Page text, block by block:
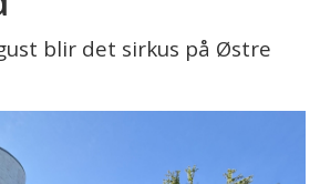
blir det sirkus på Østre